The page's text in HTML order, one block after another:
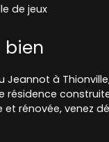
de jeux
bien
Jeannot à
résidence
et rénovée, venez